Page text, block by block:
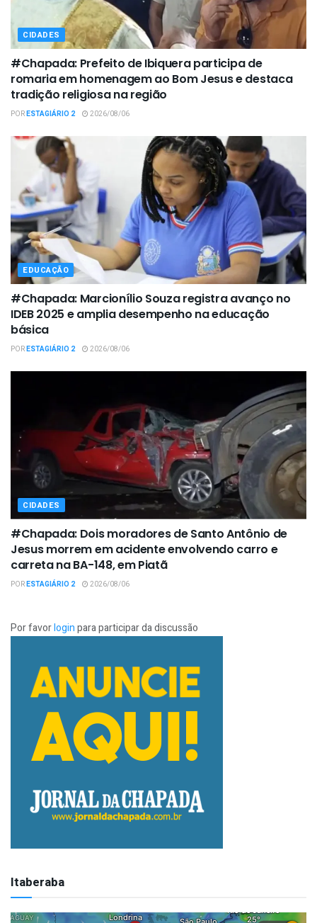
CIDADES
#Chapada: Prefeito de Ibiquera participa de
romaria em homenagem ao Bom Jesus e destaca
tradição religiosa na região
PORESTAGIÁRIO 2 2026/08/06
EDUCAÇÃO
#Chapada: Marcionílio Souza registra avanço no
IDEB 2025 e amplia desempenho na educação
básica
PORESTAGIÁRIO 2 2026/08/06
CIDADES
#Chapada: Dois moradores de Santo Antônio de
Jesus morrem em acidente envolvendo carro e
carreta na BA-148, em Piatã
PORESTAGIÁRIO 2 2026/08/06
Por favorloginpara participar da discussão
Itaberaba